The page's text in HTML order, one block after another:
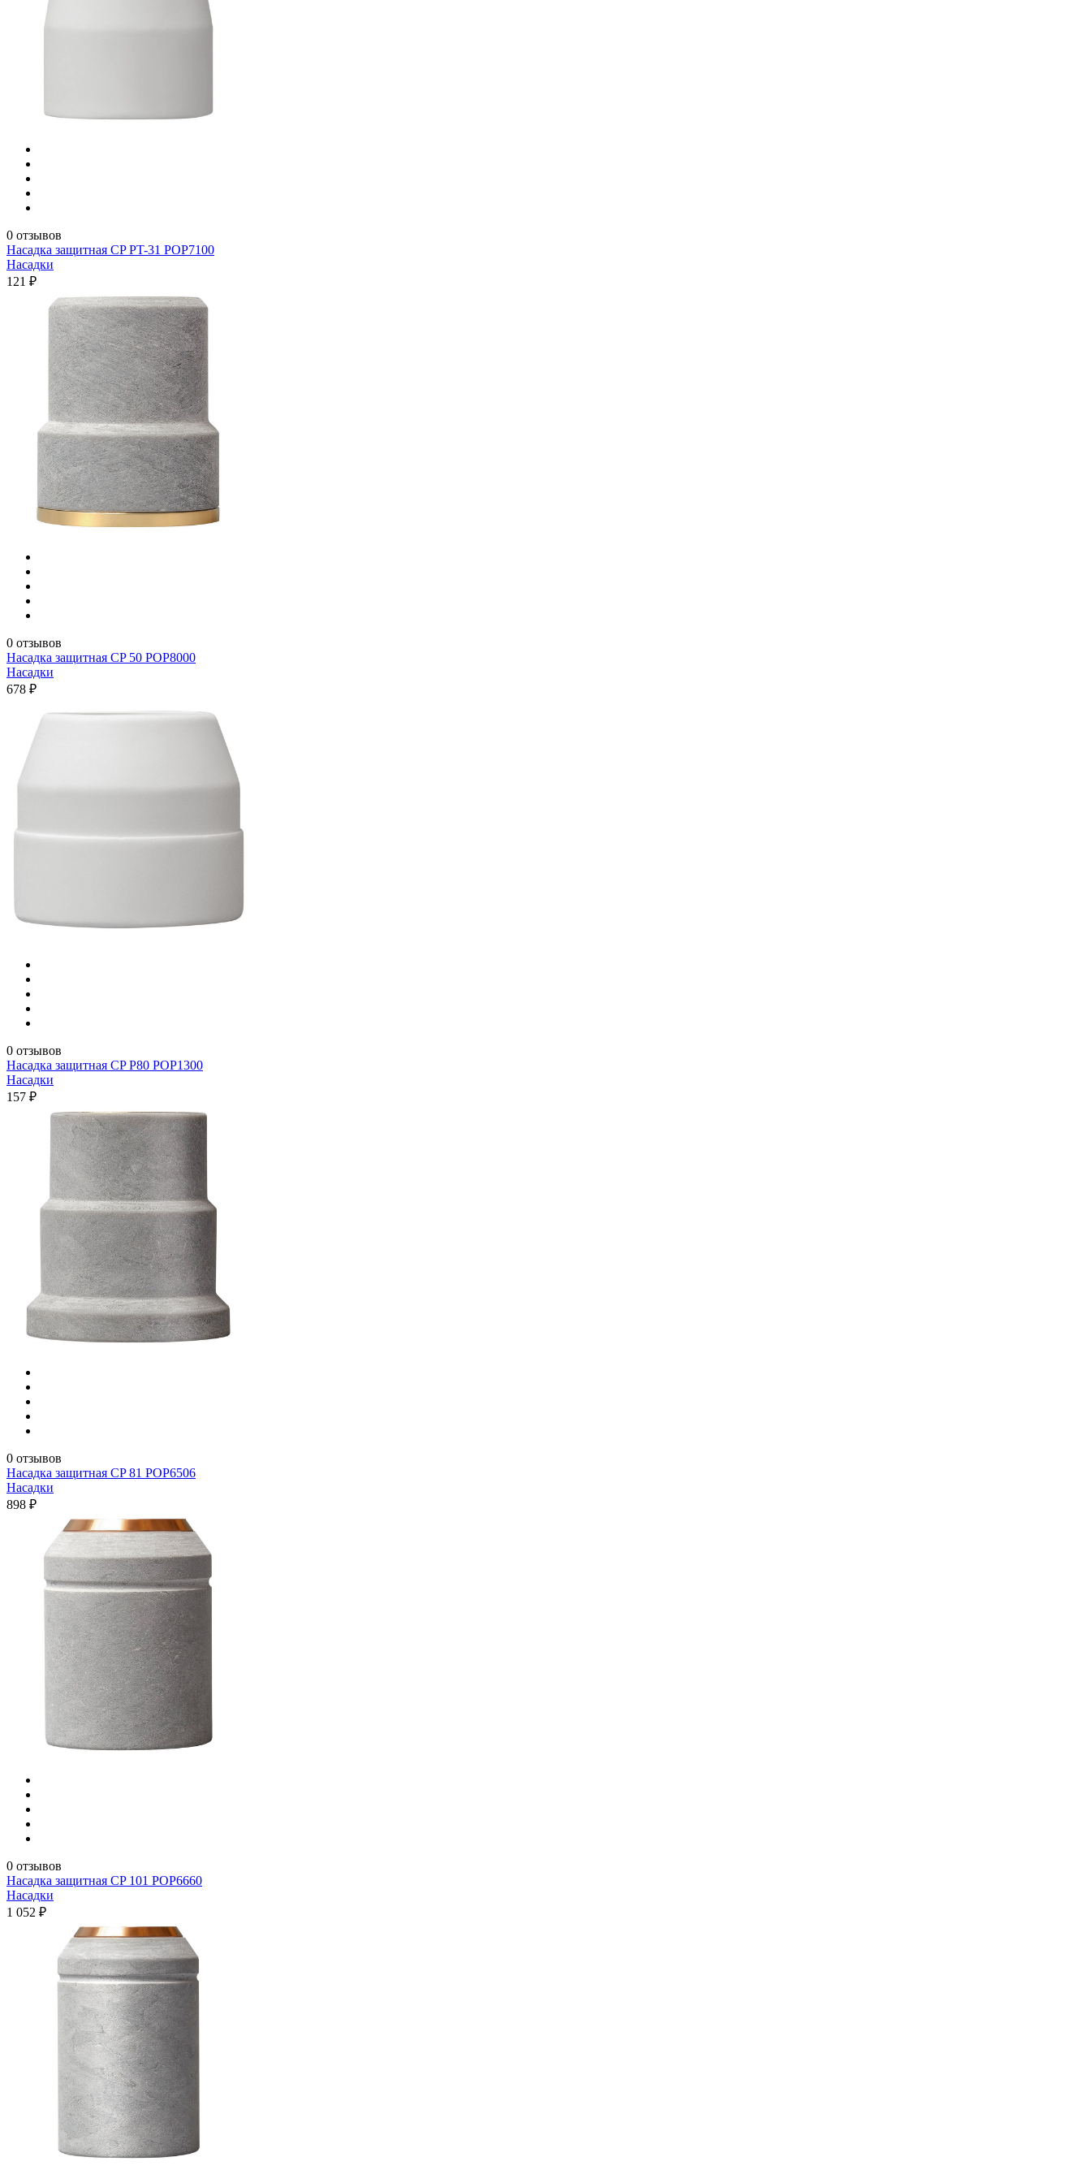
0 отзывов
Насадка защитная CP PT-31 POP7100
Насадки
121 ₽
0 отзывов
Насадка защитная CP 50 POP8000
Насадки
678 ₽
0 отзывов
Насадка защитная CP P80 POP1300
Насадки
157 ₽
0 отзывов
Насадка защитная CP 81 POP6506
Насадки
898 ₽
0 отзывов
Насадка защитная CP 101 POP6660
Насадки
1 052 ₽